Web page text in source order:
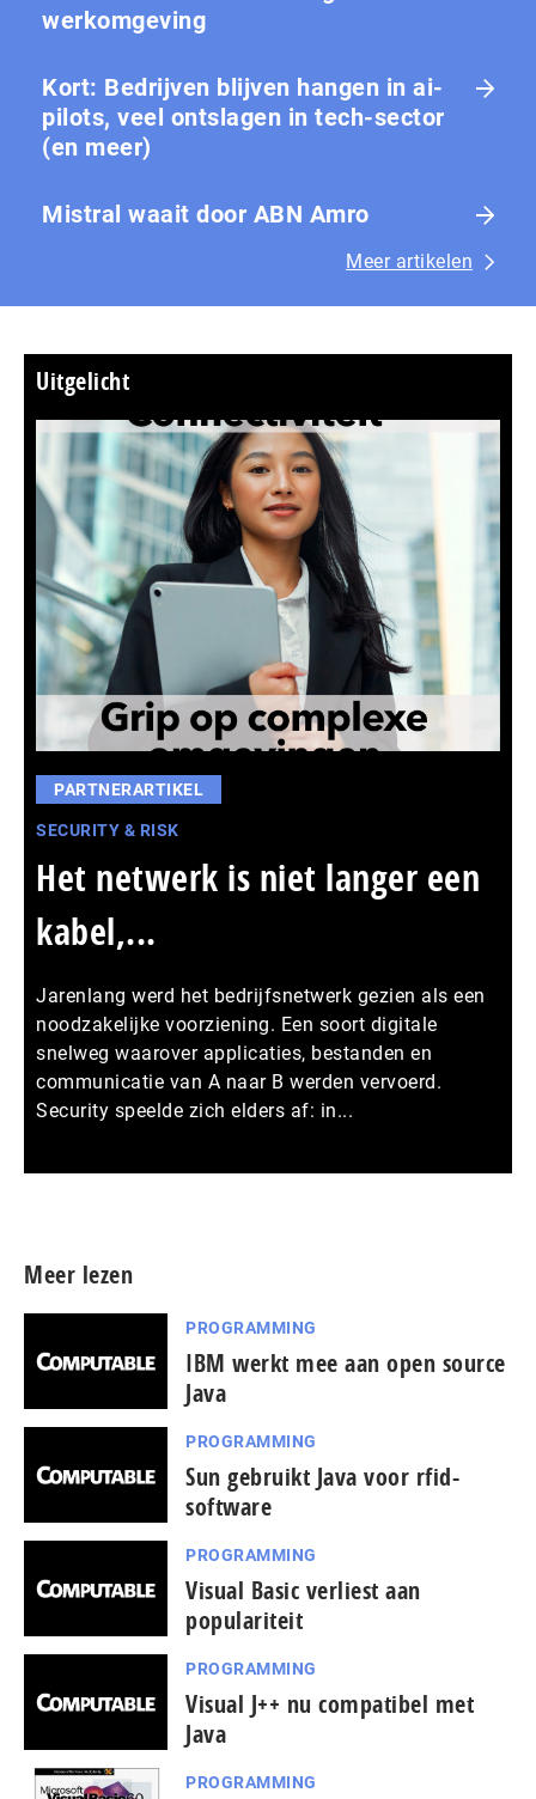
werkomgeving
Kort: Bedrijven blijven hangen in ai-
pilots, veel ontslagen in tech-sector
(en meer)
Mistral waait door ABN Amro
Meer artikelen
Uitgelicht
PARTNERARTIKEL
SECURITY & RISK
Het netwerk is niet langer een
kabel,...
Jarenlang werd het bedrijfsnetwerk gezien als een
noodzakelijke voorziening. Een soort digitale
snelweg waarover applicaties, bestanden en
communicatie van A naar B werden vervoerd.
Security speelde zich elders af: in...
Meer lezen
PROGRAMMING
IBM werkt mee aan open source
Java
PROGRAMMING
Sun gebruikt Java voor rfid-
software
PROGRAMMING
Visual Basic verliest aan
populariteit
PROGRAMMING
Visual J++ nu compatibel met
Java
PROGRAMMING